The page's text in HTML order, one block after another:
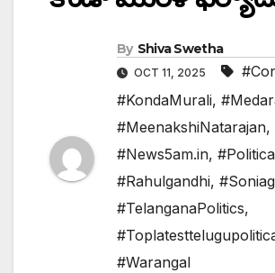
By Shiva Swetha
OCT 11, 2025
#KondaMurali,
#MeenakshiNatarajan,
#News5am.in,
#Rahulgandhi,
#TelanganaPolitics,
#Warangal